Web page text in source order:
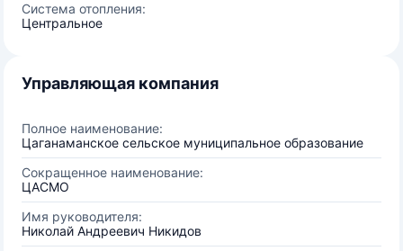
Система отопления:
Центральное
Управляющая компания
Полное наименование:
Цаганаманское сельское муниципальное образование
Сокращенное наименование:
ЦАСМО
Имя руководителя:
Николай Андреевич Никидов